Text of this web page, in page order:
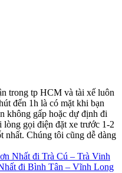
trong tp HCM và tài xế luôn
đến 1h là có mặt khi bạn
không gấp hoặc dự định đi
gọi điện đặt xe trước 1-2
nhất. Chúng tôi cũng dễ dàng
Nhất đi Trà Cú – Trà Vinh
đi Bình Tân – Vĩnh Long